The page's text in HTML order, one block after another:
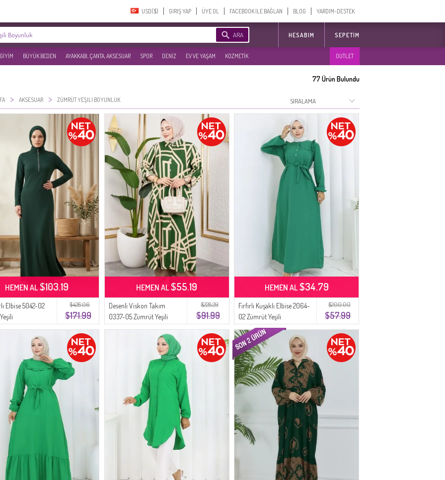
USD($)‎ GIRIŞ YAP ÜYE OL FACEBOOK İLE BAĞLAN BLOG YARDIM-DESTEK
ARA HESABIM SEPETIM
BÜYÜK BEDEN AYAKKABI, ÇANTA, AKSESUAR SPOR DENİZ EV VE YAŞAM KOZMETİK OUTLET
77Ürün Bulundu
> AKSESUAR > ZÜMRÜT YEŞILI BOYUNLUK
$428.06
$171.99
Elbise 5042-02
HEMEN AL$103.19
$228.29
$91.99
Desenli Viskon Takım
0337-05 Zümrüt Yeşili
HEMEN AL$55.19
$200.00
$57.99
Fırfırlı Kuşaklı Elbise 2064-
02 Zümrüt Yeşili
HEMEN AL$34.79